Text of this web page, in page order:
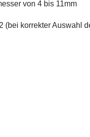
von 4 bis 11mm
(bei korrekter Auswahl